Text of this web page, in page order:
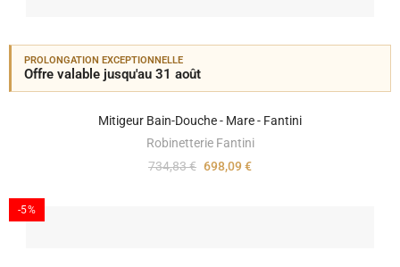
PROLONGATION EXCEPTIONNELLE
Offre valable jusqu'au 31 août
Mitigeur Bain-Douche - Mare - Fantini
Robinetterie Fantini
734,83 € 698,09 €
-5%